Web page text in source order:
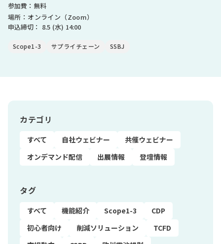
参加費：無料
場所：オンライン（Zoom）
申込締切： 8.5 (水) 14:00
Scope1-3 サプライチェーン SSBJ
カテゴリ
すべて 自社ウェビナー
共催ウェビナー
オンデマンド配信
出展情報 登壇情報
タグ
すべて 機能紹介 Scope1-3
CDP
初心者向け
削減ソリューション
TCFD